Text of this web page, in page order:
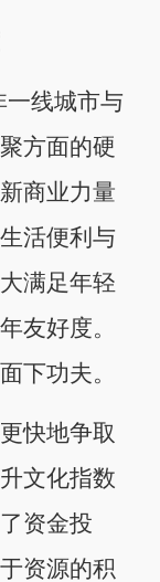
线城市与
方面的硬
商业力量
活便利与
满足年轻
友好度。
下功夫。
快地争取
文化指数
资金投
资源的积